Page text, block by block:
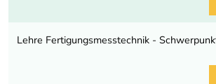
Lehre Fertigungsmesstechnik -